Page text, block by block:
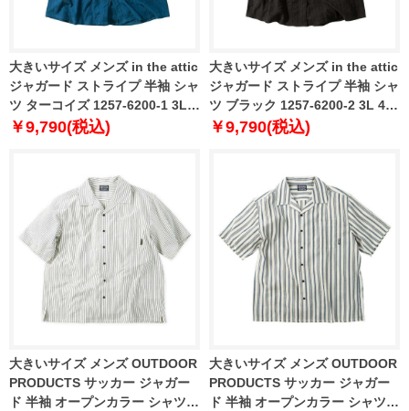
大きいサイズ メンズ in the attic
ジャガード ストライプ 半袖 シャ
ツ ターコイズ 1257-6200-1 3L
4L 5L 6L
￥9,790(税込)
大きいサイズ メンズ in the attic
ジャガード ストライプ 半袖 シャ
ツ ブラック 1257-6200-2 3L 4L
5L 6L
￥9,790(税込)
大きいサイズ メンズ OUTDOOR
PRODUCTS サッカー ジャガー
ド 半袖 オープンカラー シャツ
大きいサイズ メンズ OUTDOOR
PRODUCTS サッカー ジャガー
ド 半袖 オープンカラー シャツ